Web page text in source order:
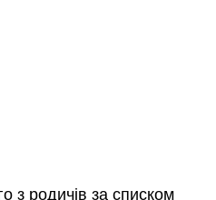
з родичів за списком